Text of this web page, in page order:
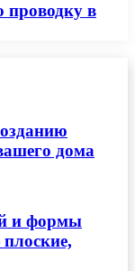
проводку в
дома
и формы